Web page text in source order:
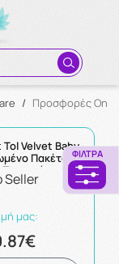
/ Προσφορές
ΦΊΛΤΡΑ
Velvet Baby
Πακέτο
Seller
μας: